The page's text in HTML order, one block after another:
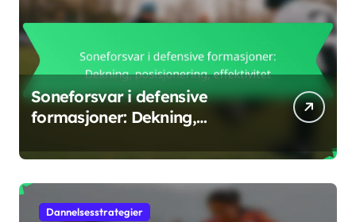
Soneforsvar i defensive
formasjoner: Dekning,
Dannelsesstrategier